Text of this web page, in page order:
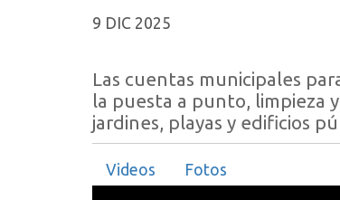
9 DIC 2025
Las cuentas municipales
la puesta a punto, limpieza
jardines, playas y edificios
Videos Fotos